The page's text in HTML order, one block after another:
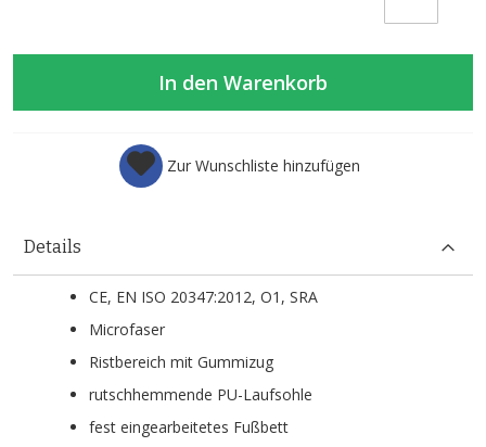
In den Warenkorb
Zur Wunschliste hinzufügen
Details
CE, EN ISO 20347:2012, O1, SRA
Microfaser
Ristbereich mit Gummizug
rutschhemmende PU-Laufsohle
fest eingearbeitetes Fußbett